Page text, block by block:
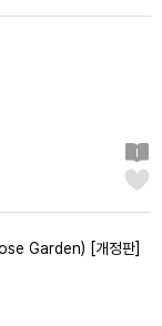
Garden) [개정판]